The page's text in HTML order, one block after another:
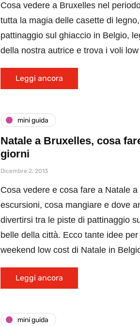
Cosa vedere a Bruxelles nel
tutta la magia delle casette di
pattinaggio sul ghiaccio in Belgio,
della nostra autrice e trova i voli
Leggi ancora
mini guida
Natale a Bruxelles, cosa
giorni
Dicembre 2, 2013
Cosa vedere e cosa fare a Natale
escursioni, cosa mangiare e dove
divertirsi tra le piste di pattinaggio
belle della città. Ecco tante idee
weekend low cost di Natale in
Leggi ancora
mini guida